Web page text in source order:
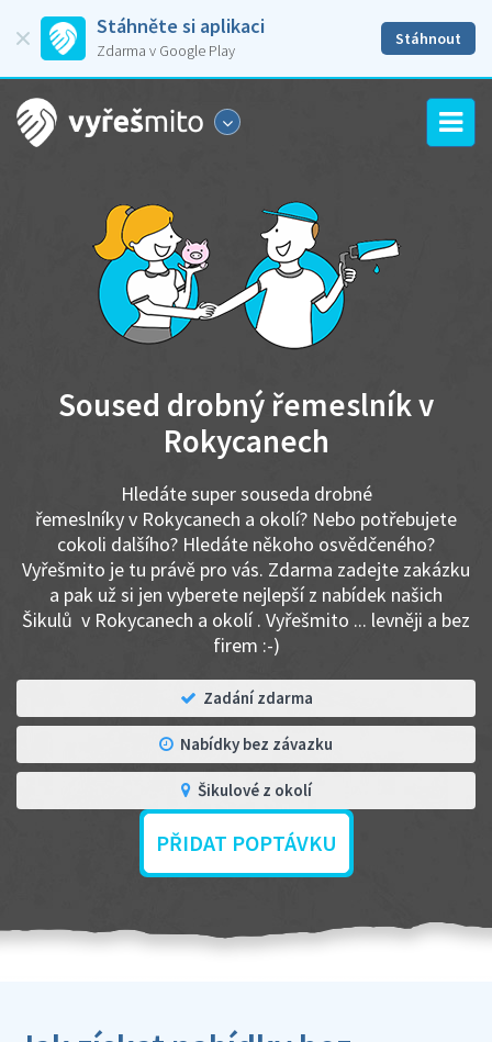
Stáhněte si aplikaci
Zdarma v Google Play
Stáhnout
Soused drobný řemeslník v
Rokycanech
Hledáte super souseda drobné
řemeslníky v Rokycanech a okolí? Nebo potřebujete
cokoli dalšího? Hledáte někoho osvědčeného?
Vyřešmito je tu právě pro vás. Zdarma zadejte zakázku
a pak už si jen vyberete nejlepší z nabídek našich
Šikulů v Rokycanech a okolí . Vyřešmito ... levněji a bez
firem :-)
Zadání zdarma
Nabídky bez závazku
Šikulové z okolí
PŘIDAT POPTÁVKU